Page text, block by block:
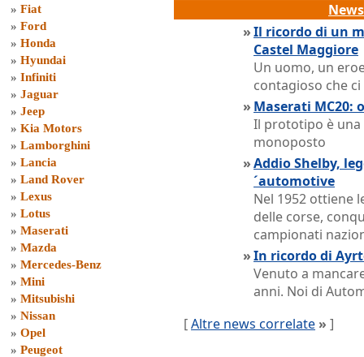
» Fiat
» Ford
» Honda
» Hyundai
» Infiniti
» Jaguar
» Jeep
» Kia Motors
» Lamborghini
» Lancia
» Land Rover
» Lexus
» Lotus
» Maserati
» Mazda
» Mercedes-Benz
» Mini
» Mitsubishi
» Nissan
» Opel
» Peugeot
»Il ricordo di un
Castel Maggiore
Un uomo, un
contagioso che
» Maserati MC20:
Il prototipo è una
monoposto
»Addio Shelby,
´automotive
Nel 1952 ottiene
delle corse,
campionati
»In ricordo di
Venuto a
anni. Noi di
[Altre news correlate » ]